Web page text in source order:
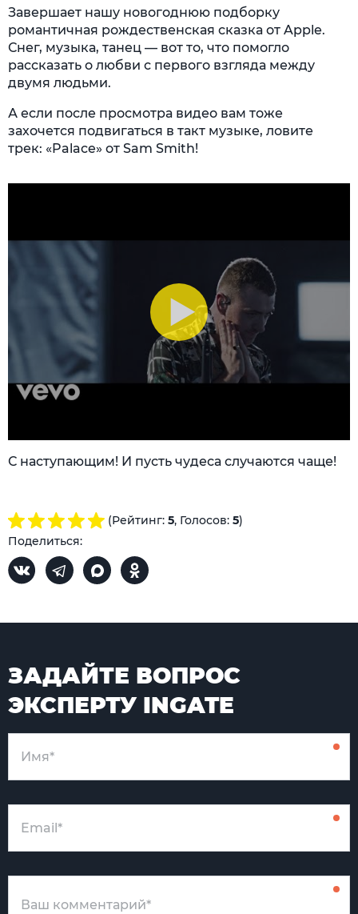
Завершает нашу новогоднюю подборку
романтичная рождественская сказка от Apple.
Снег, музыка, танец — вот то, что помогло
рассказать о любви с первого взгляда между
двумя людьми.
А если после просмотра видео вам тоже
захочется подвигаться в такт музыке, ловите
трек: «Palace» от Sam Smith!
С наступающим! И пусть чудеса случаются чаще!
(Рейтинг: 5, Голосов: 5)
Поделиться:
ЗАДАЙТЕ ВОПРОС
ЭКСПЕРТУ INGATE